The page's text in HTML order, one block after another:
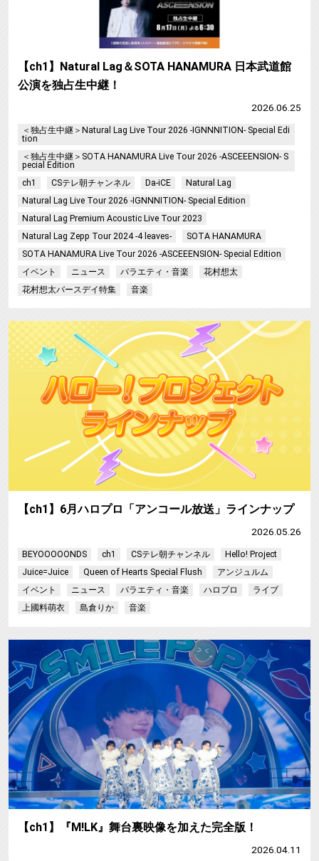
【ch1】Natural Lag＆SOTA HANAMURA 日本武道館
公演を独占生中継！
2026.06.25
＜独占生中継＞Natural Lag Live Tour 2026 -IGNNNITION- Special Edi
tion
＜独占生中継＞SOTA HANAMURA Live Tour 2026 -ASCEEENSION- S
pecial Edition
ch1
CSテレ朝チャンネル Da-iCE
Natural Lag
Natural Lag Live Tour 2026 -IGNNNITION- Special Edition
Natural Lag Premium Acoustic Live Tour 2023
Natural Lag Zepp Tour 2024 -4 leaves-
SOTA HANAMURA
SOTA HANAMURA Live Tour 2026 -ASCEEENSION- Special Edition
イベント
ニュース バラエティ・音楽
花村想太
花村想太バースデイ特集
音楽
【ch1】6月ハロプロ「アンコール放送」ラインナップ
2026.05.26
BEYOOOOONDS ch1 CSテレ朝チャンネル
Hello! Project
Juice=Juice
Queen of Hearts Special Flush
アンジュルム
イベント
ニュース バラエティ・音楽 ハロプロ
ライブ
上國料萌衣
島倉りか 音楽
【ch1】『M!LK』舞台裏映像を加えた完全版！
2026.04.11